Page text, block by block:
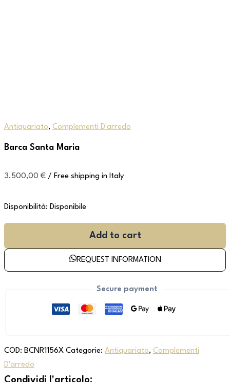
Antiquariato, Complementi D'arredo
Barca Santa Maria
3.500,00 € / Free shipping in Italy
Disponibilità: Disponibile
Add to cart
REQUEST INFORMATION
Secure payment
COD: BCNR1156X Categorie: Antiquariato, Complementi
D'arredo